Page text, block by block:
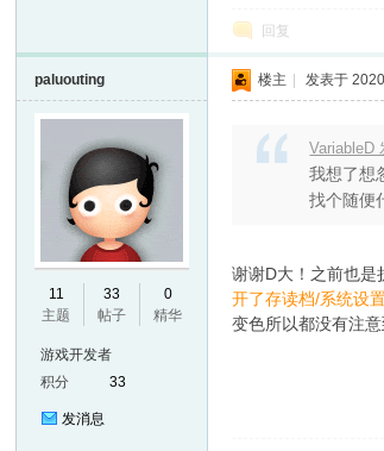
回复
paluouting
11
主题
33
帖子
0
精华
游戏开发者
积分
33
发消息
楼主 发表于
VariableD
我想了想
找个随便
谢谢D大！之前也是
开了存读档/系统设
变色所以都没有注